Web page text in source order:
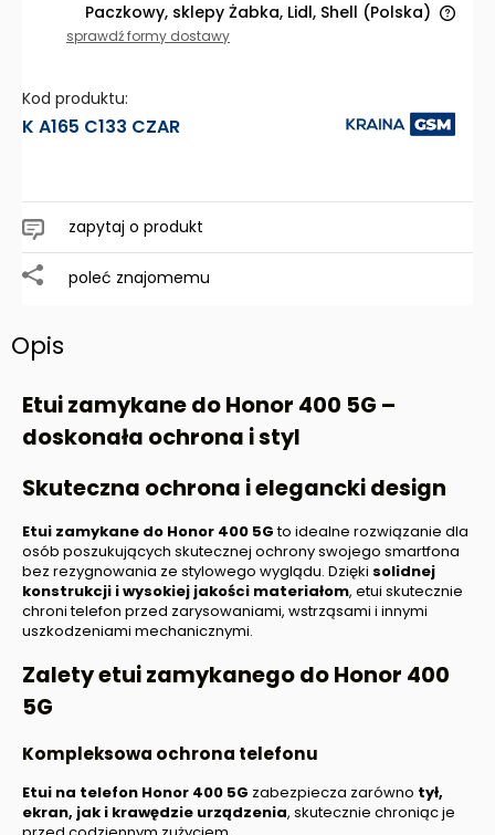
Paczkowy, sklepy Żabka, Lidl, Shell (Polska)
Cena nie zawiera ewentualnych kosztów płatności
sprawdź formy dostawy
Kod produktu:
K A165 C133 CZAR
zapytaj o produkt
poleć znajomemu
Opis
Etui zamykane doHonor 400 5G –
doskonała ochrona i styl
Skuteczna ochrona i elegancki design
Etui zamykane do Honor 400 5Gto idealne rozwiązanie dla
osób poszukujących skutecznej ochrony swojego smartfona
bez rezygnowania ze stylowego wyglądu. Dzięki solidnej
konstrukcji i wysokiej jakości materiałom, etui skutecznie
chroni telefon przed zarysowaniami, wstrząsami i innymi
uszkodzeniami mechanicznymi.
Zalety etui zamykanego doHonor 400
5G
Kompleksowa ochrona telefonu
Etui na telefon Honor 400 5G zabezpiecza zarówno tył,
ekran, jak i krawędzie urządzenia, skutecznie chroniąc je